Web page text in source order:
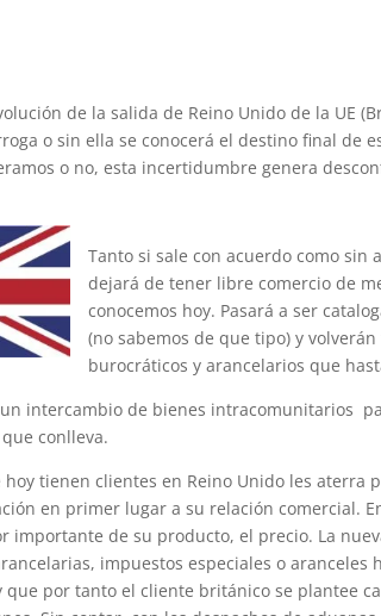
de la salida de Reino Unido de la UE
o sin ella se conocerá el destino final de
o no, esta incertidumbre genera
Tanto si sale con acuerdo como sin
dejará de tener libre comercio de
conocemos hoy. Pasará a ser
(no sabemos de que tipo) y
burocráticos y arancelarios que
intercambio de bienes intracomunitarios
conlleva.
tienen clientes en Reino Unido les aterra
en primer lugar a su relación comercial.
importante de su producto, el precio. La
impuestos especiales o aranceles
que por tanto el cliente británico se plantee